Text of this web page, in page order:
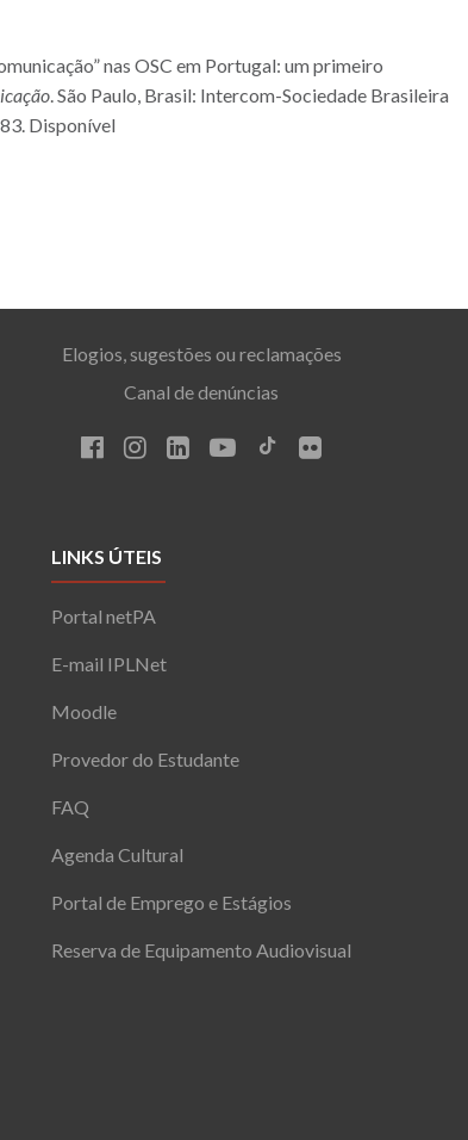
nas OSC em Portugal: um primeiro
. São Paulo, Brasil: Intercom-Sociedade Brasileira
Disponível
Elogios, sugestões ou reclamações
Canal de denúncias
LINKS ÚTEIS
Portal netPA
E-mail IPLNet
Moodle
Provedor do Estudante
FAQ
Agenda Cultural
Portal de Emprego e Estágios
Reserva de Equipamento Audiovisual